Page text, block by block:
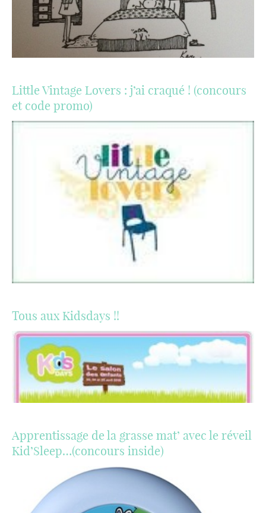
Little Vintage Lovers : j’ai craqué ! (concours
et code promo)
Tous aux Kidsdays !!
Apprentissage de la grasse mat’ avec le réveil
Kid’Sleep…(concours inside)